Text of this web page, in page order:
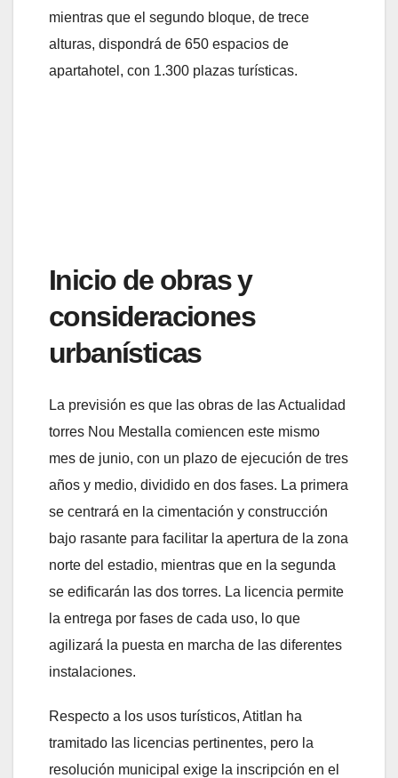
mientras que el segundo bloque, de trece
alturas, dispondrá de 650 espacios de
apartahotel, con 1.300 plazas turísticas.
Inicio de obras y
consideraciones
urbanísticas
La previsión es que las obras de las Actualidad
torres Nou Mestalla comiencen este mismo
mes de junio, con un plazo de ejecución de tres
años y medio, dividido en dos fases. La primera
se centrará en la cimentación y construcción
bajo rasante para facilitar la apertura de la zona
norte del estadio, mientras que en la segunda
se edificarán las dos torres. La licencia permite
la entrega por fases de cada uso, lo que
agilizará la puesta en marcha de las diferentes
instalaciones.
Respecto a los usos turísticos, Atitlan ha
tramitado las licencias pertinentes, pero la
resolución municipal exige la inscripción en el